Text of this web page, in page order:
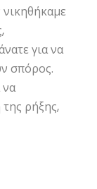
νικηθήκαμε
για να
σπόρος.
να
ρήξης,